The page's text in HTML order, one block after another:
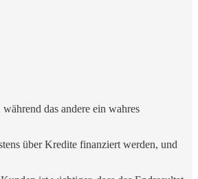
das andere ein wahres
über Kredite finanziert werden, und